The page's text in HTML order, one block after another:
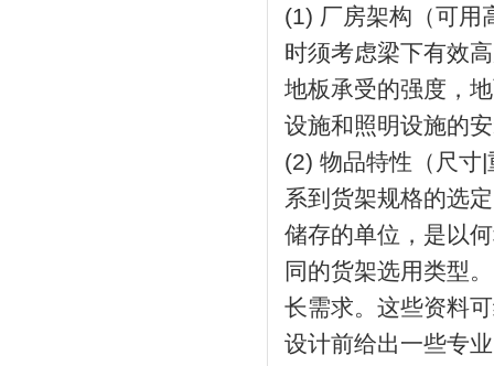
(1) 厂房架构（可用
时须考虑梁下有效
地板承受的强度，
设施和照明设施的
(2) 物品特性（尺寸
系到货架规格的选
储存的单位，是以
同的货架选用类型
长需求。这些资料
设计前给出一些专